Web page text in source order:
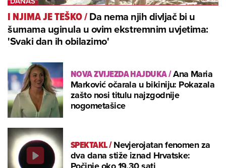
I NJIMA JE TEŠKO/Da nema njih divljač bi u
šumama uginula u ovim ekstremnim uvjetima:
'Svaki dan ih obilazimo'
NOVA ZVIJEZDA HAJDUKA/Ana Maria
Marković očarala u bikiniju: Pokazala
zašto nosi titulu najzgodnije
nogometašice
SPEKTAKL/Nevjerojatan fenomen za
dva dana stiže iznad Hrvatske: